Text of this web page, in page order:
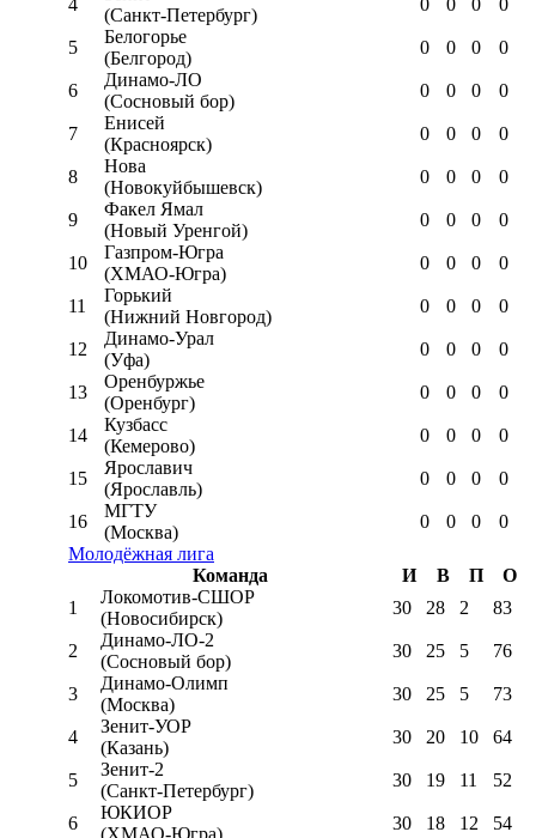
4
(Санкт-Петербург)
0 0 0 0
5
Белогорье
(Белгород)
0 0 0 0
6
Динамо-ЛО
(Сосновый бор)
0 0 0 0
7
Енисей
(Красноярск)
0 0 0 0
8
Нова
(Новокуйбышевск)
0 0 0 0
9
Факел Ямал
(Новый Уренгой)
0 0 0 0
10
Газпром-Югра
(ХМАО-Югра)
0 0 0 0
11
Горький
(Нижний Новгород)
0 0 0 0
12
Динамо-Урал
(Уфа)
0 0 0 0
13
Оренбуржье
(Оренбург)
0 0 0 0
14
Кузбасс
(Кемерово)
0 0 0 0
15
Ярославич
(Ярославль)
0 0 0 0
16
МГТУ
(Москва)
0 0 0
0
Молодёжная лига
Команда
И В П
О
1
Локомотив-CШОР
(Новосибирск)
30 28 2 83
2
Динамо-ЛО-2
(Сосновый бор)
30 25 5 76
3
Динамо-Олимп
(Москва)
30 25 5 73
4
Зенит-УОР
(Казань)
30 20 10 64
5
Зенит-2
(Санкт-Петербург)
30 19 11 52
6
ЮКИОР
(ХМАО-Югра)
30 18 12 54